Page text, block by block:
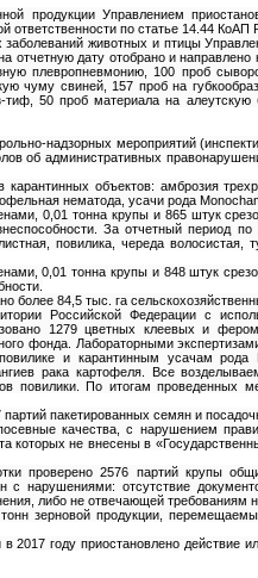
продукции Управлением
ответственности по статье 14.44 КоАП
животных и птицы
дату отобрано и направлено
плевропневмонию, 100 проб
чуму свиней, 157 проб на
тиф, 50 проб материала на
надзорных мероприятий
об административных
объектов: амброзия
нематода, усачи рода
0,01 тонна крупы и 865 штук
За отчетный период
повилика, череда волосистая,
0,01 тонна крупы и 848 штук
более 84,5 тыс. га
Российской Федерации с
1279 цветных клеевых и
фонда. Лабораторными
и карантинным усачам
рака картофеля. Все
повилики. По итогам
пакетированных семян и
качества, с нарушением
которых не внесены в
проверено 2576 партий крупы
нарушениями: отсутствие
либо не отвечающей требованиям
зерновой продукции,
году приостановлено действие